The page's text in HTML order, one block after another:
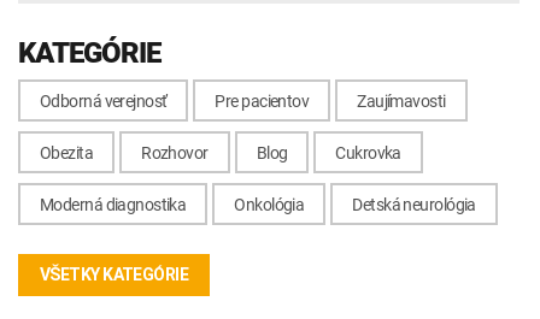
KATEGÓRIE
Odborná verejnosť Pre pacientov Zaujímavosti
Obezita Rozhovor Blog Cukrovka
Moderná diagnostika Onkológia Detská neurológia
VŠETKY KATEGÓRIE